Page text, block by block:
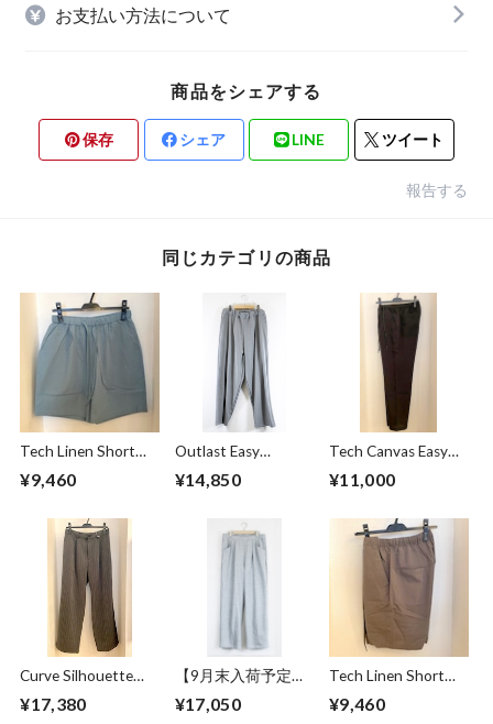
お支払い方法について
商品をシェアする
保存 シェア LINE ツイート
報告する
同じカテゴリの商品
Tech Linen Short
Pants Mint
¥9,460
Outlast Easy
Pants Gray
¥14,850
Tech Canvas Easy
Pants Black
¥11,000
Curve Silhouette
Slacks Pants Black
Stripe
¥17,380
【9月末入荷予定】
Sweat Wide Easy
Pants Gray
¥17,050
Tech Linen Short
Pants Gray
¥9,460